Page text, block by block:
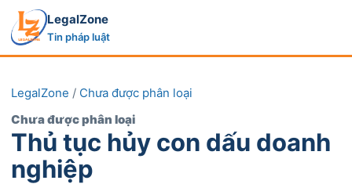
LegalZone
Tin pháp luật
LegalZone / Chưa được phân loại
Chưa được phân loại
Thủ tục hủy con dấu doanh
nghiệp